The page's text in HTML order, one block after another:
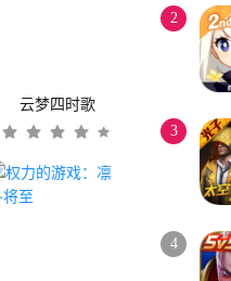
云梦四时歌
2
3
4